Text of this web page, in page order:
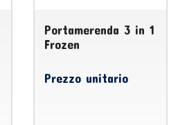
Portamerenda 3 in 1
Frozen
Prezzo unitario